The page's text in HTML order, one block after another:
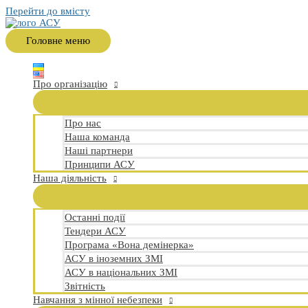
Перейти до вмісту
Головне меню
Про організацію
Про нас
Наша команда
Наші партнери
Принципи АСУ
Наша діяльність
Останні події
Тендери АСУ
Програма «Вона демінерка»
АСУ в іноземних ЗМІ
АСУ в національних ЗМІ
Звітність
Навчання з мінної небезпеки